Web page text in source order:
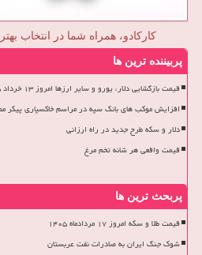
کارکادو، همراه شما در انتخاب
پربیننده ترین ها
قیمت بازگشایی دلار، یورو و سایر ارزها امروز ۱۳ خرداد ۱۴۰۵ بهمراه جدول
افزایش موکب های بانک سپه در مراسم خاکسپاری پیکر مطهر
دلار و سکه طرح جدید در راه ارزانی
قیمت واقعی هر شانه تخم مرغ
پربحث ترین ها
قیمت طلا و سکه امروز ۱۷ مردادماه ۱۴۰۵
شوک جنگ ایران به صادرات نفت عربستان